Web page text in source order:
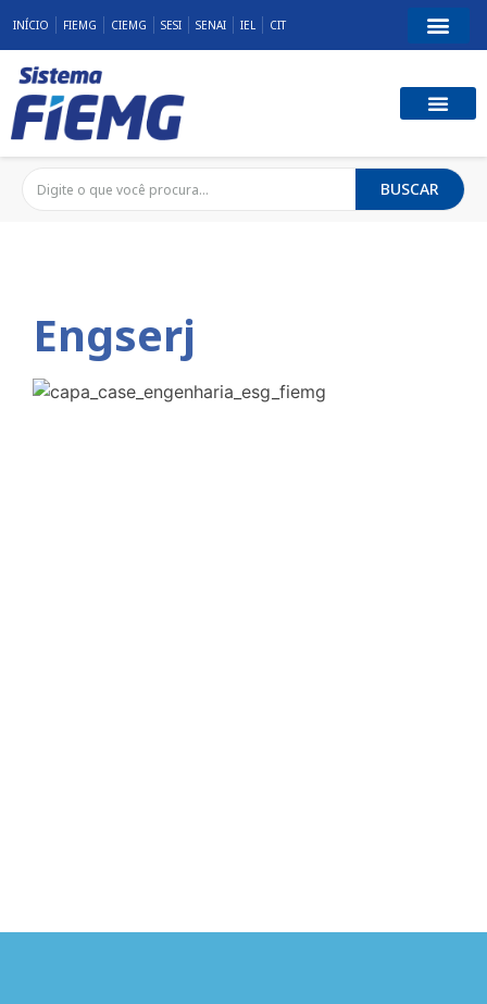
INÍCIO FIEMG CIEMG SESI SENAI IEL CIT
BUSCAR
Engserj